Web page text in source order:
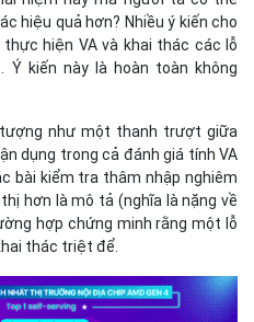
hiệu quả hơn? Nhiều ý kiến cho
hiện VA và khai thác các lỗ
Ý kiến này là hoàn toàn không
như một thanh trượt giữa
dụng trong cả đánh giá tính VA
bài kiểm tra thâm nhập nghiêm
hơn là mô tả (nghĩa là nặng về
hợp chứng minh rằng một lỗ
thác triệt để.